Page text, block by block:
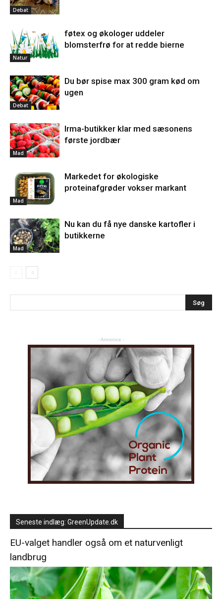
Debat
Natur
føtex og økologer uddeler
blomsterfrø for at redde bierne
Debat
Du bør spise max 300 gram kød om
ugen
Mad
Irma-butikker klar med sæsonens
første jordbær
Mad
Markedet for økologiske
proteinafgrøder vokser markant
Mad
Nu kan du få nye danske kartofler i
butikkerne
- Annonce -
Seneste indlæg: GreenUpdate.dk
EU-valget handler også om et naturvenligt
landbrug